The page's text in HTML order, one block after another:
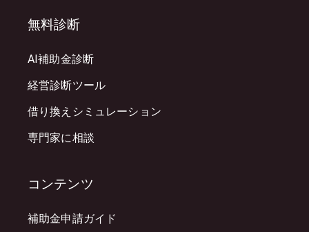
無料診断
AI補助金診断
経営診断ツール
借り換えシミュレーション
専門家に相談
コンテンツ
補助金申請ガイド